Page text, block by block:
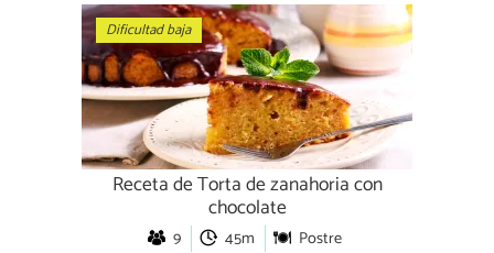
Dificultad baja
Receta de Torta de zanahoria con
chocolate
9 45m Postre